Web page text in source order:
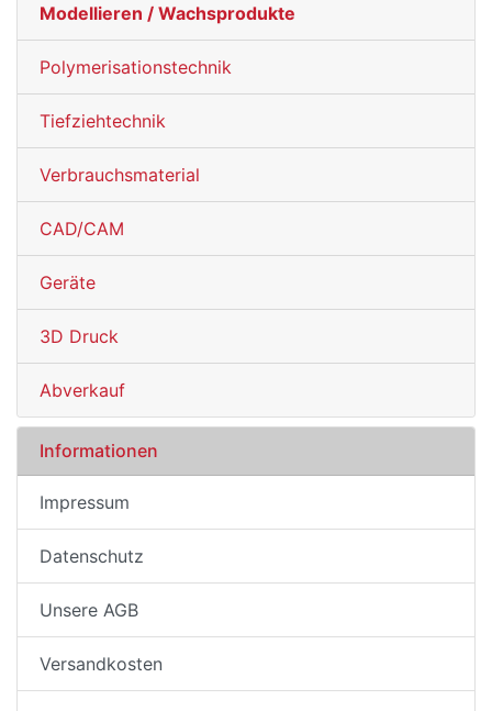
Modellieren / Wachsprodukte
Polymerisationstechnik
Tiefziehtechnik
Verbrauchsmaterial
CAD/CAM
Geräte
3D Druck
Abverkauf
Informationen
Impressum
Datenschutz
Unsere AGB
Versandkosten